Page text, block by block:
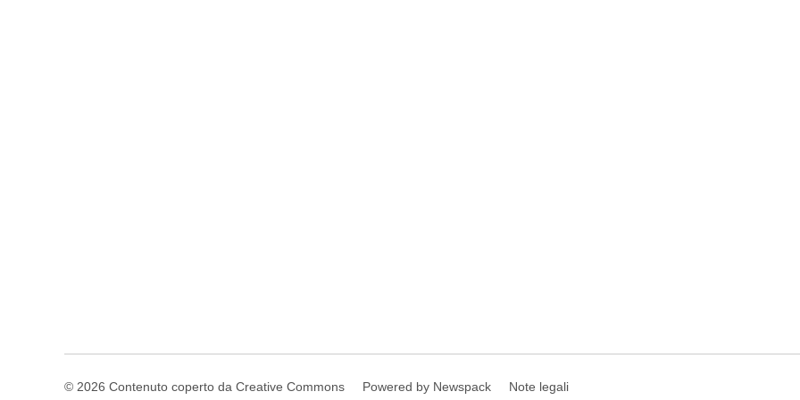
© 2026 Contenuto coperto da Creative Commons Powered by Newspack Note legali